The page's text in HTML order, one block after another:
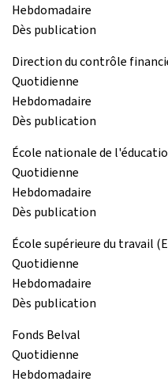
Hebdomadaire
Dès publication
Direction du contrôle
Quotidienne
Hebdomadaire
Dès publication
École nationale de
Quotidienne
Hebdomadaire
Dès publication
École supérieure du travail
Quotidienne
Hebdomadaire
Dès publication
Fonds Belval
Quotidienne
Hebdomadaire